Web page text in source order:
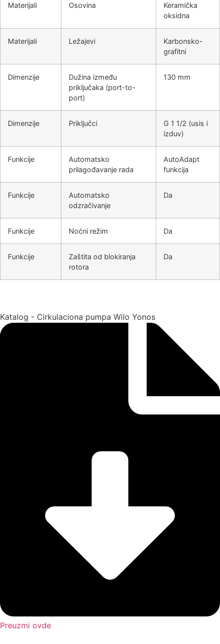
Materijali Osovina
Keramička
oksidna
Materijali Ležajevi
Karbonsko-
grafitni
Dimenzije
Dužina između
priključaka (port-to-
port)
130 mm
Dimenzije Priključci
G 1 1/2 (usis i
izduv)
Funkcije
Automatsko
prilagođavanje rada
AutoAdapt
funkcija
Funkcije
Automatsko
odzračivanje
Da
Funkcije Noćni režim Da
Funkcije
Zaštita od blokiranja
rotora
Da
Katalog - Cirkulaciona pumpa Wilo Yonos
Preuzmi ovde